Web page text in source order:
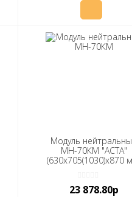
Модуль
МН-70КМ "АСТА"
(630x705(1030)x870
23 878.80р